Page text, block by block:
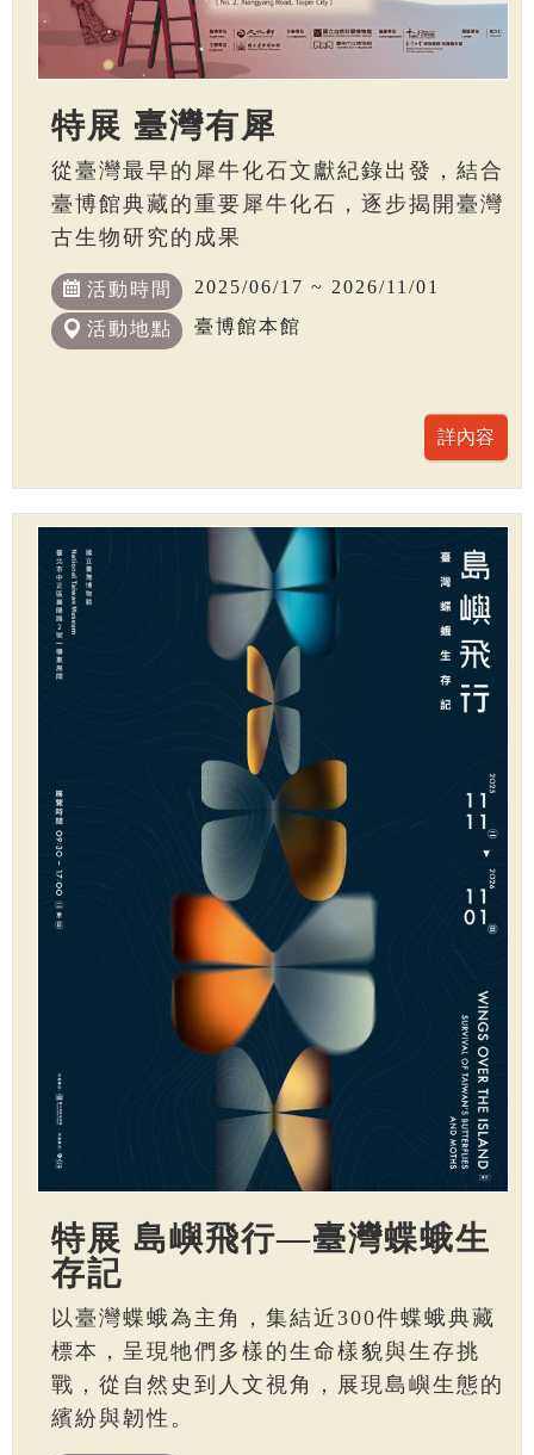
特展 臺灣有犀
從臺灣最早的犀牛化石文獻紀錄出發，結合
臺博館典藏的重要犀牛化石，逐步揭開臺灣
古生物研究的成果
活動時間 2025/06/17 ~ 2026/11/01
活動地點 臺博館本館
特展 島嶼飛行—臺灣蝶蛾生
存記
以臺灣蝶蛾為主角，集結近300件蝶蛾典藏
標本，呈現牠們多樣的生命樣貌與生存挑
戰，從自然史到人文視角，展現島嶼生態的
繽紛與韌性。